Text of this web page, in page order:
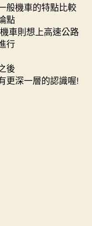
般機車的特點比較
點
車則想上高速公路
行
後
更深一層的認識喔!